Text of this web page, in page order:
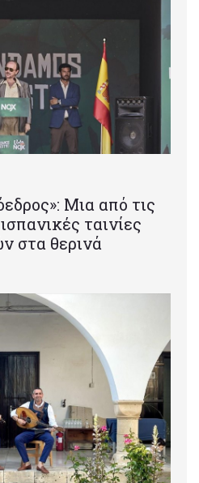
Mια από τις
ταινίες
στα θερινά